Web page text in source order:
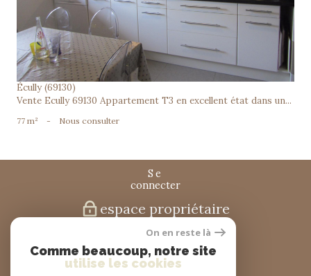
Écully (69130)
Vente Ecully 69130 Appartement T3 en excellent état dans un...
77 m² - Nous consulter
se
connecter
espace propriétaire
nous
suivre
On en reste là
Comme beaucoup, notre site
utilise les cookies